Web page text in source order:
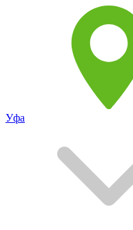
Уфа